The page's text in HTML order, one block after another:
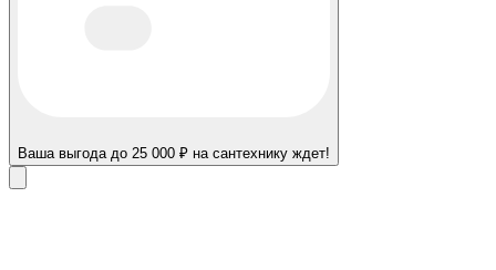
Ваша выгода до 25 000 ₽ на сантехнику ждет!